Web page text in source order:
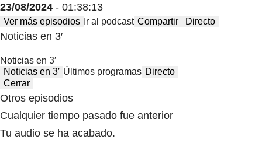
23/08/2024 - 01:38:13
Ver más episodios Ir al podcast Compartir Directo
Noticias en 3′
Noticias en 3′
Noticias en 3′ Últimos programas Directo
Cerrar
Otros episodios
Cualquier tiempo pasado fue anterior
Tu audio se ha acabado.